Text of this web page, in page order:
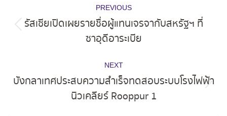
navigation
PREVIOUS
Previous
post:
รัสเซียเปิดเผยรายชื่อผู้แทนเจรจากับสหรัฐฯ ที่
ซาอุดีอาระเบีย
NEXT
post:
บังกลาเทศประสบความสำเร็จทดสอบระบบโรงไฟฟ้า
นิวเคลียร์ Rooppur 1